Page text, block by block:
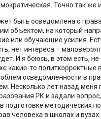
Точно так
быть осведомлена о
объектом, на который
или обучающие усилия.
нет интереса –
И я боюсь, в этом есть,
какие-то политкорректные
осведомленности в
Несколько лет назад меня
РК и задали
подготовке методических
человека в школах и вузах.